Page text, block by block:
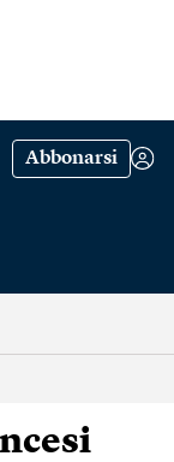
Abbonarsi